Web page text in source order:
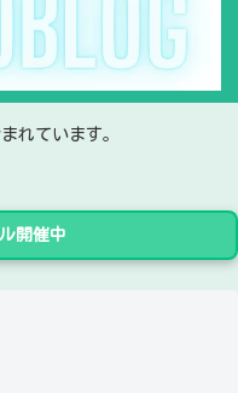
れています。
開催中